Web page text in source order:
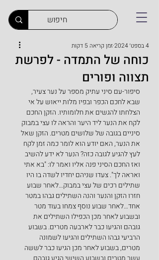
כוחה של התמדה - לפרשת
תצווה ופורים
4 בספט׳ 2024 זמן קריאה 5 דקות
סיפור-עם סיני עתיק מספר על נער צעיר,
שבא לחכם הכפר ובפיו מלות ייאוש על אי
הצלחתו להגשים את חלומותיו. הזקן החכם
לקח את הנער ליד היער והראה לו עצי במבוק
סיניים בגובה של שלושים מטרים. הזקן שאל
את הנער, האם יודע הוא לומר כמה זמן לקח
לעץ להגיע לגובה כזה? הנער לא ידע להשיב
ואז החכם הסיני פנה אליו ואמר לו: "בא אתי
ואראה לך". צעדו שניהם יחדיו לשדה בו היו
שתילים רכים של עצי במבוק…לאחר שבוע
חזרו הזקן והנער והנה השתילים גבהו במטר
אחד…לאחר שבוע נוסף צמחו בעוד מטר
ובשבוע לאחר מכן הכפילו השתילים את
גובהם והגיעו כבר לארבעה מטרים. בשבוע
הרביעי גבהו השתילים והגיעו לשמונה
מטרים, בשבוע לאחר מכן הגיעו כבר לששה